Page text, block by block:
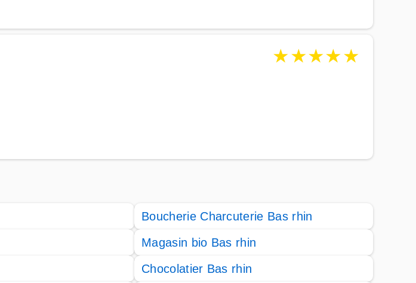
★★★★★
Boucherie Charcuterie Bas rhin
Magasin bio Bas rhin
Chocolatier Bas rhin